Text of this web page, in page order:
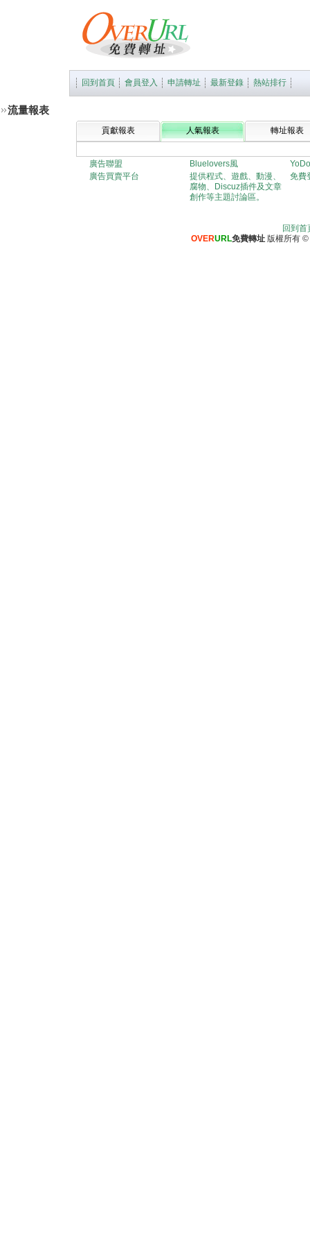
回到首頁 會員登入 申請轉址 最新登錄 熱站排行
流量報表
貢獻報表 人氣報表 轉址報表
廣告聯盟
廣告買賣平台
Bluelovers風
提供程式、遊戲、動漫、
腐物、Discuz插件及文章
創作等主題討論區。
免費
回到首
OVERURL免費轉址 版權所有 ©